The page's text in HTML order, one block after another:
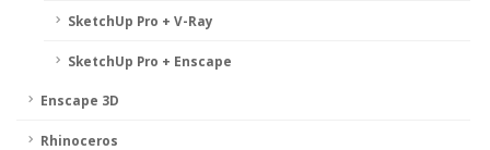
SketchUp Pro + V-Ray
SketchUp Pro + Enscape
Enscape 3D
Rhinoceros